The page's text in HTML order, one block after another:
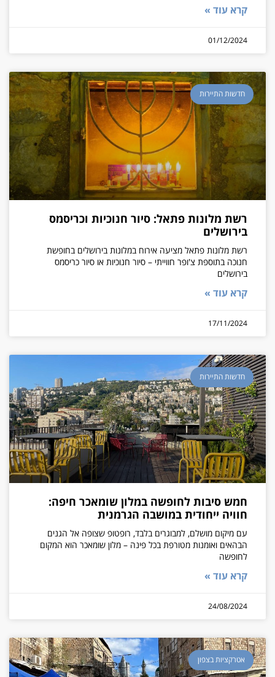
קרא עוד »
01/12/2024
חדשות התיירות
רשת מלונות פתאל: סיור חנוכיות וכריסמס
בירושלים
רשת מלונות פתאל מציעה אירוח במלונות בירושלים בחופשת
חנוכה בתוספת צ'ופר חווייתי – סיור חנוכיות או סיור כריסמס
בירושלים
קרא עוד »
17/11/2024
חדשות התיירות
חמש סיבות לחופשה במלון שומאכר חיפה:
חוויה ייחודית במושבה הגרמנית
עם מיקום מושלם, למבוגרים בלבד, רופטופ שצופה אל הגנים
הבהאים ואומנות מטורפת בכל פינה – מלון שומאכר הוא המקום
לחופשה
קרא עוד »
24/08/2024
אטרקציות בצפון